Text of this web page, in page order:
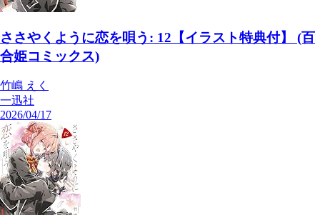
ささやくように恋を唄う: 12【イラスト特典付】 (百
合姫コミックス)
竹嶋 えく
一迅社
2026/04/17